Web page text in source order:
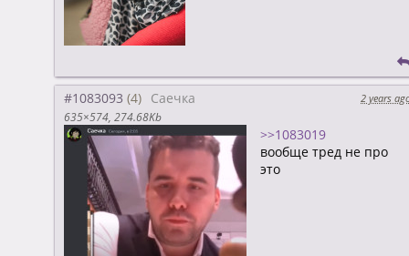
#1083093 Саечка
2 years
635×574 274.68Kb
>>1083019
вообще тред не про
это